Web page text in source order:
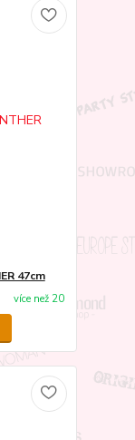
47cm
více než 20